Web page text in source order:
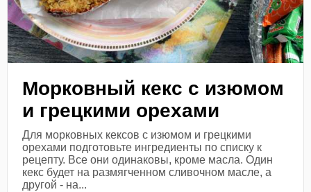
Морковный кекс с изюмом
и грецкими орехами
Для морковных кексов с изюмом и грецкими
орехами подготовьте ингредиенты по списку к
рецепту. Все они одинаковы, кроме масла. Один
кекс будет на размягченном сливочном масле, а
другой - на...